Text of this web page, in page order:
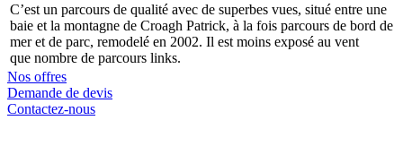
C’est un parcours de qualité avec de superbes vues, situé entre une
baie et la montagne de Croagh Patrick, à la fois parcours de bord de
mer et de parc, remodelé en 2002. Il est moins exposé au vent
que nombre de parcours links.
Nos offres
Demande de devis
Contactez-nous